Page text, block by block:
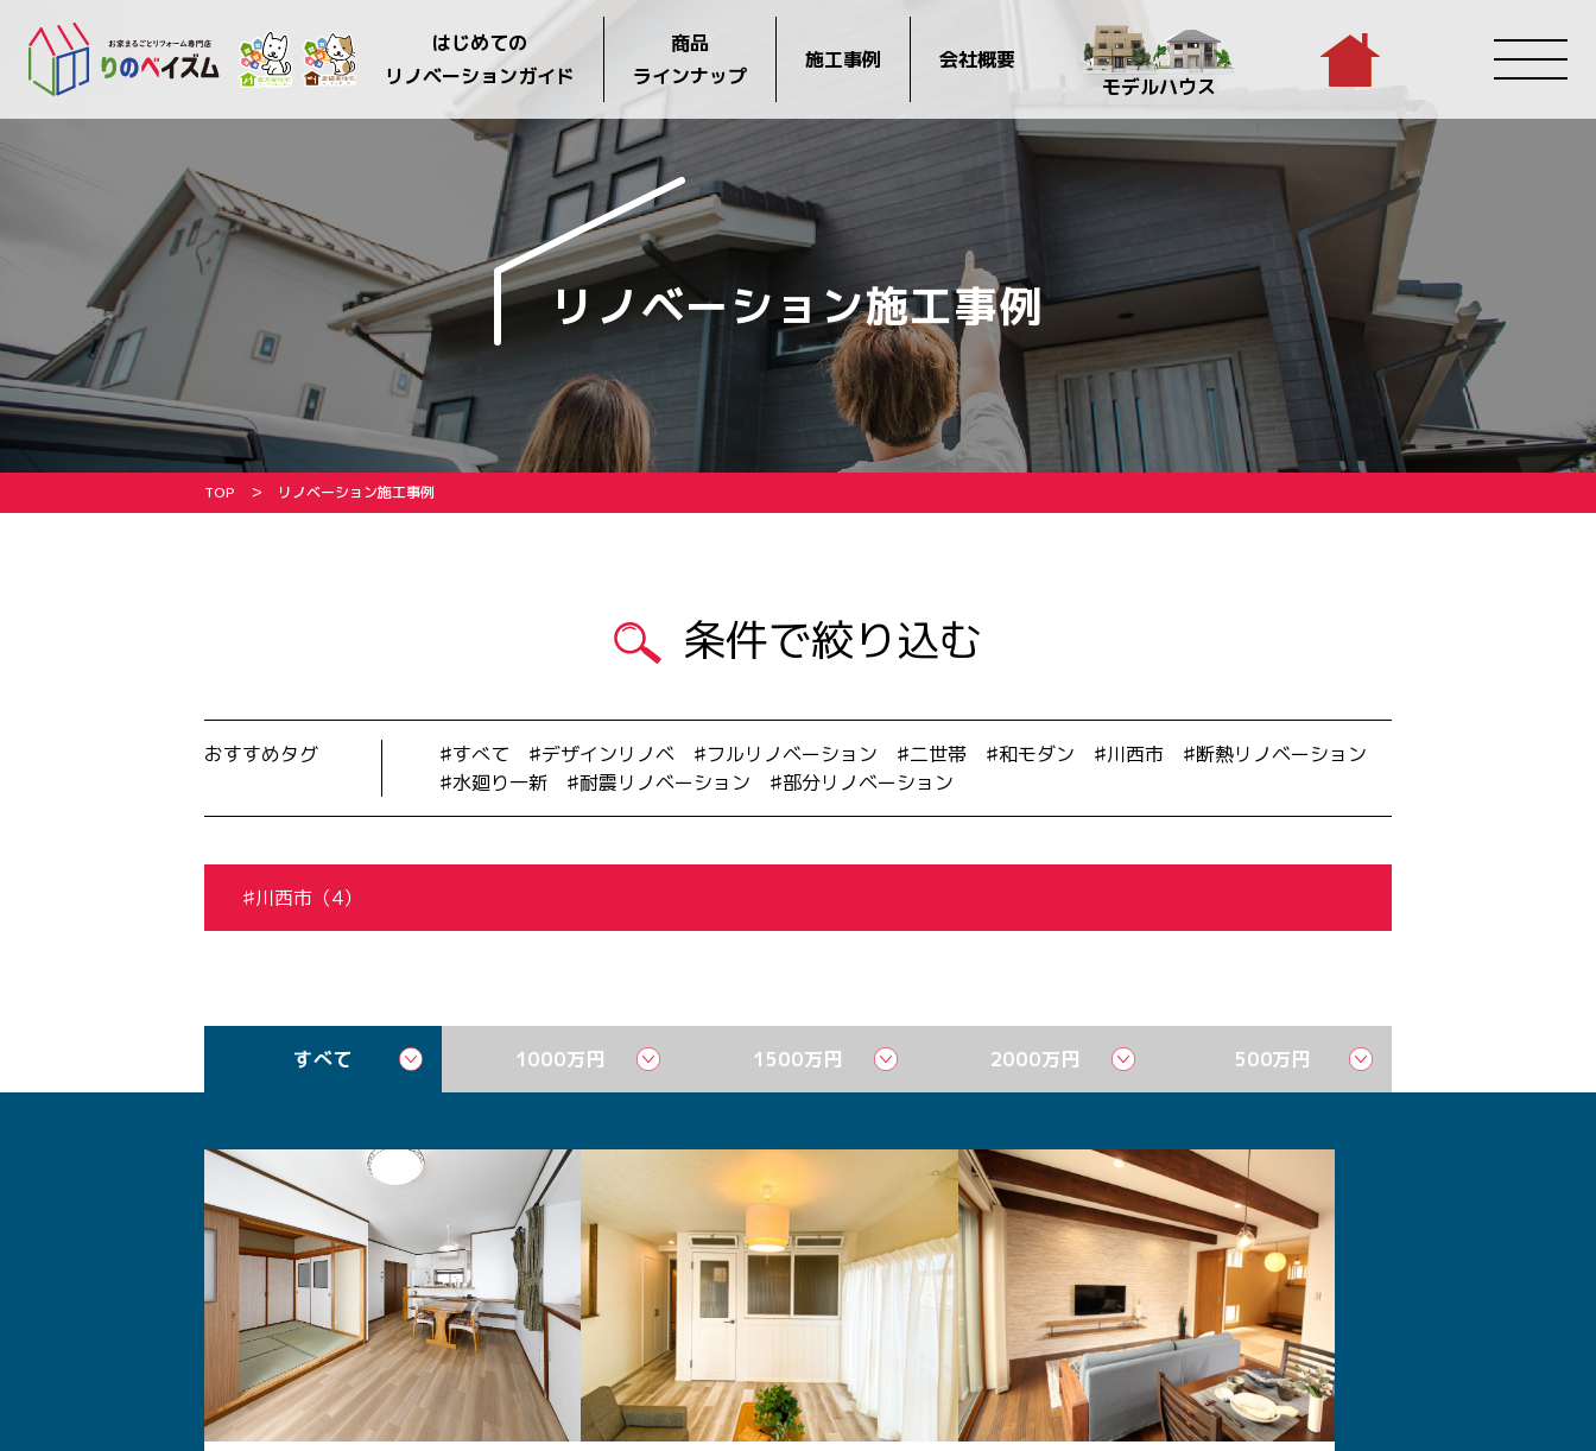
はじめての
リノベーションガイド
商品
ラインナップ
施工事例
会社概要
モデルハウス
リノベーション施工事例
TOP リノベーション施工事例
条件で絞り込む
おすすめタグ すべて デザインリノベ フルリノベーション 二世帯 和モダン 川西市
断熱リノベーション
水廻り一新
耐震リノベーション 部分リノベーション
川西市（4）
すべて 1000万円 1500万円 2000万円 500万円